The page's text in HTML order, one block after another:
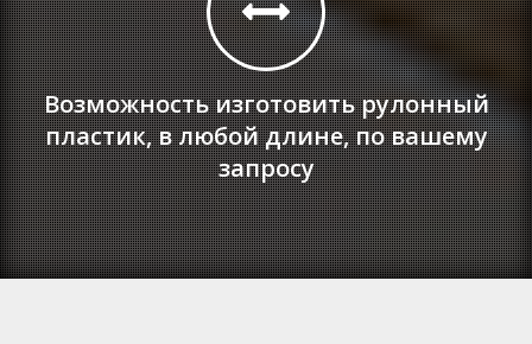
Возможность изготовить рулонный
пластик, в любой длине, по вашему
запросу